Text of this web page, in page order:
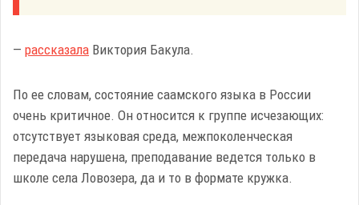
— рассказала Виктория Бакула.
По ее словам, состояние саамского языка в России
очень критичное. Он относится к группе исчезающих:
отсутствует языковая среда, межпоколенческая
передача нарушена, преподавание ведется только в
школе села Ловозера, да и то в формате кружка.